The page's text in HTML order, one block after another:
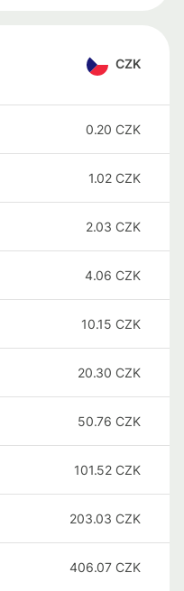
CZK
0.20 CZK
1.02 CZK
2.03 CZK
4.06 CZK
10.15 CZK
20.30 CZK
50.76 CZK
101.52 CZK
203.03 CZK
406.07 CZK